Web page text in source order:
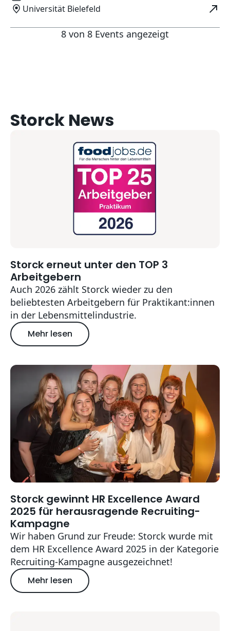
Ort:
Universität Bielefeld
Öffnet in neuem Fenster8 von 8 Events angezeigt
Storck News
2026-07-20T00:00:00+02:00
Storck erneut unter den TOP 3
Arbeitgebern
Auch 2026 zählt Storck wieder zu den
beliebtesten Arbeitgebern für Praktikant:innen
in der Lebensmittelindustrie.
Mehr lesenüber Storck erneut unter den TOP 3
2025-12-31T14:35:00+01:00
Storck gewinnt HR Excellence Award
2025 für herausragende Recruiting-
Kampagne
Wir haben Grund zur Freude: Storck wurde mit
dem HR Excellence Award 2025 in der Kategorie
Recruiting-Kampagne ausgezeichnet!
Mehr lesenüber Storck gewinnt HR Excellence